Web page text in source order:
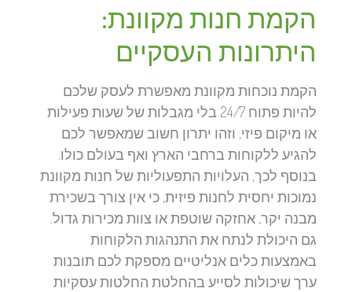
הקמת חנות מקוונת:
היתרונות העסקיים
הקמת נוכחות מקוונת מאפשרת לעסק שלכם
להיות פתוח 24/7 בלי מגבלות של שעות פעילות
או מיקום פיזי, וזהו יתרון חשוב שמאפשר לכם
להגיע ללקוחות ברחבי הארץ ואף בעולם כולו.
בנוסף לכך, העלויות התפעוליות של חנות מקוונת
נמוכות יחסית לחנות פיזית, כי אין צורך בשכירת
מבנה יקר, אחזקה שוטפת או צוות מכירות גדול.
גם היכולת לנתח את התנהגות הלקוחות
באמצעות כלים אנליטיים מספקת לכם תובנות
ערך שיכולות לסייע בהחלטת החלטות עסקיות